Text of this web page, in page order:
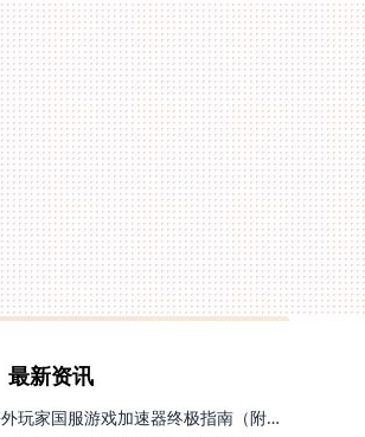
最新资讯
印度怎么玩全民突击？海外玩家国服游戏加速器终极指南（附原神延迟优化+精灵之境加速器选择）